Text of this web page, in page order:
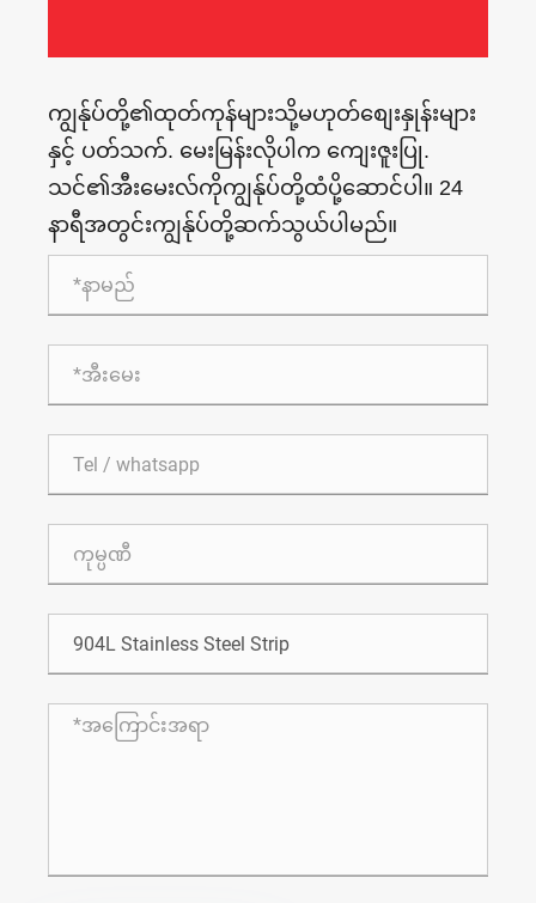
ကျွန်ုပ်တို့၏ထုတ်ကုန်များသို့မဟုတ်စျေးနှုန်းများ
နှင့် ပတ်သက်. မေးမြန်းလိုပါက ကျေးဇူးပြု.
သင်၏အီးမေးလ်ကိုကျွန်ုပ်တို့ထံပို့ဆောင်ပါ။ 24
နာရီအတွင်းကျွန်ုပ်တို့ဆက်သွယ်ပါမည်။